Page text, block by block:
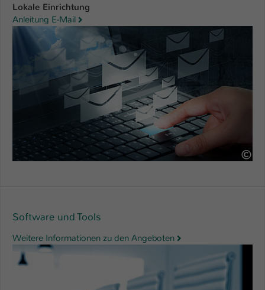
Lokale Einrichtung
Anleitung E-Mail
Software und Tools
Weitere Informationen zu den Angeboten